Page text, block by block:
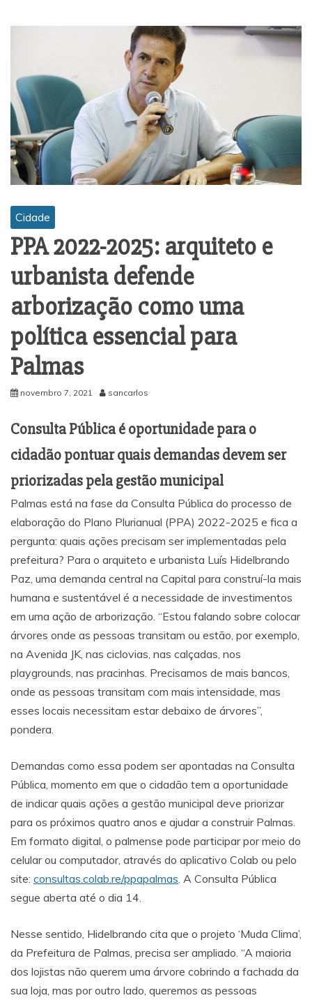
Cidade
PPA 2022-2025: arquiteto e
urbanista defende
arborização como uma
política essencial para
Palmas
novembro 7, 2021 sancarlos
Consulta Pública é oportunidade para o
cidadão pontuar quais demandas devem ser
priorizadas pela gestão municipal
Palmas está na fase da Consulta Pública do processo de
elaboração do Plano Plurianual (PPA) 2022-2025 e fica a
pergunta: quais ações precisam ser implementadas pela
prefeitura? Para o arquiteto e urbanista Luís Hidelbrando
Paz, uma demanda central na Capital para construí-la mais
humana e sustentável é a necessidade de investimentos
em uma ação de arborização. “Estou falando sobre colocar
árvores onde as pessoas transitam ou estão, por exemplo,
na Avenida JK, nas ciclovias, nas calçadas, nos
playgrounds, nas pracinhas. Precisamos de mais bancos,
onde as pessoas transitam com mais intensidade, mas
esses locais necessitam estar debaixo de árvores”,
pondera.
Demandas como essa podem ser apontadas na Consulta
Pública, momento em que o cidadão tem a oportunidade
de indicar quais ações a gestão municipal deve priorizar
para os próximos quatro anos e ajudar a construir Palmas.
Em formato digital, o palmense pode participar por meio do
celular ou computador, através do aplicativo Colab ou pelo
site: consultas.colab.re/ppapalmas. A Consulta Pública
segue aberta até o dia 14.
Nesse sentido, Hidelbrando cita que o projeto ‘Muda Clima’,
da Prefeitura de Palmas, precisa ser ampliado. “A maioria
dos lojistas não querem uma árvore cobrindo a fachada da
sua loja, mas por outro lado, queremos as pessoas